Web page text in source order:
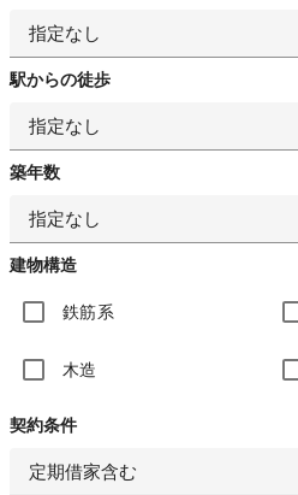
指定なし
駅からの徒歩
指定なし
築年数
指定なし
建物構造
鉄筋系
木造
契約条件
定期借家含む